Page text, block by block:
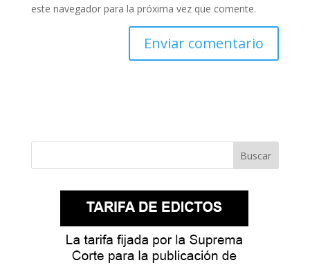
este navegador para la próxima vez que comente.
Buscar